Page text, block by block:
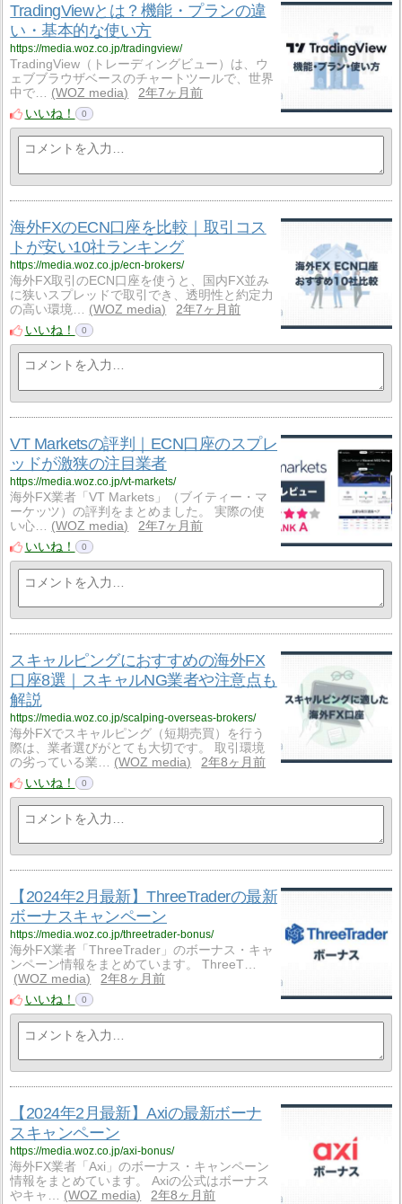
TradingViewとは？機能・プランの違
い・基本的な使い方
https://media.woz.co.jp/tradingview/
TradingView（トレーディングビュー）は、ウ
ェブブラウザベースのチャートツールで、世界
中で…
WOZ media
2年7ヶ月前
いいね！
0
海外FXのECN口座を比較｜取引コス
トが安い10社ランキング
https://media.woz.co.jp/ecn-brokers/
海外FX取引のECN口座を使うと、国内FX並み
に狭いスプレッドで取引でき、透明性と約定力
の高い環境…
WOZ media
2年7ヶ月前
いいね！
0
VT Marketsの評判｜ECN口座のスプレ
ッドが激狭の注目業者
https://media.woz.co.jp/vt-markets/
海外FX業者「VT Markets」（ブイティー・マ
ーケッツ）の評判をまとめました。 実際の使
い心…
WOZ media
2年7ヶ月前
いいね！
0
スキャルピングにおすすめの海外FX
口座8選｜スキャルNG業者や注意点も
解説
https://media.woz.co.jp/scalping-overseas-brokers/
海外FXでスキャルピング（短期売買）を行う
際は、業者選びがとても大切です。 取引環境
の劣っている業…
WOZ media
2年8ヶ月前
いいね！
0
【2024年2月最新】ThreeTraderの最新
ボーナスキャンペーン
https://media.woz.co.jp/threetrader-bonus/
海外FX業者「ThreeTrader」のボーナス・キャ
ンペーン情報をまとめています。 ThreeT…
WOZ media
2年8ヶ月前
いいね！
0
【2024年2月最新】Axiの最新ボーナ
スキャンペーン
https://media.woz.co.jp/axi-bonus/
海外FX業者「Axi」のボーナス・キャンペーン
情報をまとめています。 Axiの公式はボーナス
やキャ…
WOZ media
2年8ヶ月前